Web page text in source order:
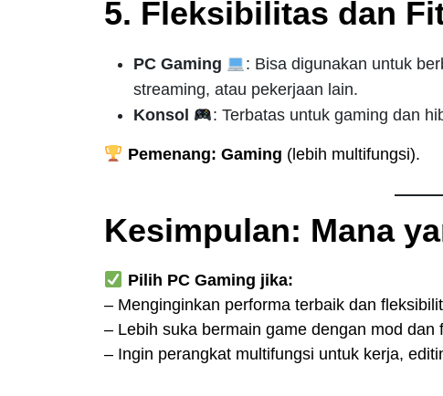
5. Fleksibilitas dan
PC Gaming
: Bisa digunakan untuk
streaming, atau pekerjaan lain.
Konsol
: Terbatas untuk gaming dan
Pemenang: Gaming (lebih multifungsi).
Kesimpulan: Mana
Pilih PC Gaming jika:
– Menginginkan performa terbaik dan
– Lebih suka bermain game dengan mod dan
– Ingin perangkat multifungsi untuk kerja,